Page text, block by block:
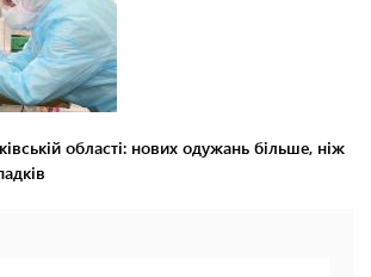
області: нових одужань більше, ніж